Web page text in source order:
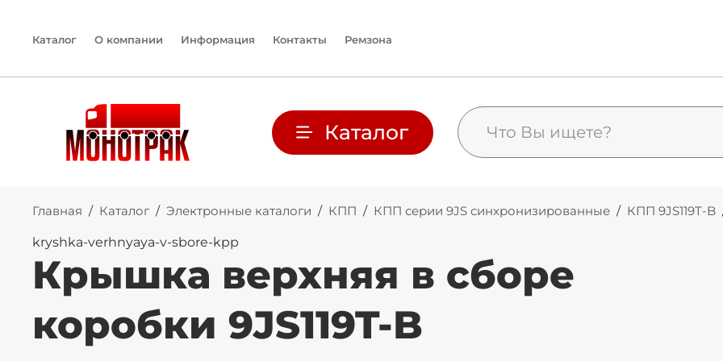
Каталог О компании Информация Контакты Ремзона
Каталог
Главная / Каталог / Электронные каталоги / КПП / КПП серии 9JS синхронизированные / КПП 9JS119T-B
kryshka-verhnyaya-v-sbore-kpp
Крышка верхняя в сборе
коробки 9JS119T-B